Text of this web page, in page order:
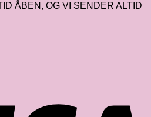
ÅBEN, OG VI SENDER ALTID